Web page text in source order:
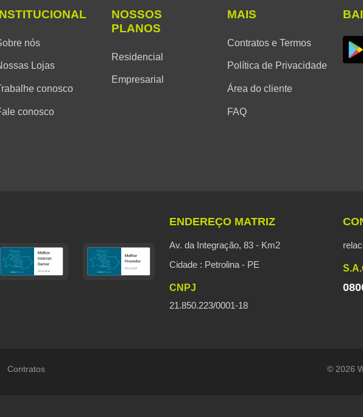
nós
Lojas
conosco
conosco
NOSSOS
PLANOS
Residencial
Empresarial
MAIS
Contratos e Termos
Política de Privacidade
Área do cliente
FAQ
ENDEREÇO MATRIZ
Av. da Integração, 83 - Km2
Cidade : Petrolina - PE
CNPJ
21.850.223/0001-18
Contratos © 2026